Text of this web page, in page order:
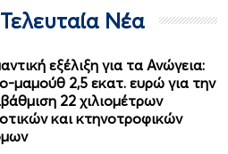
Νέα
εξέλιξη για τα Ανώγεια:
μαμούθ 2,5 εκατ. ευρώ για την
22 χιλιομέτρων
και κτηνοτροφικών